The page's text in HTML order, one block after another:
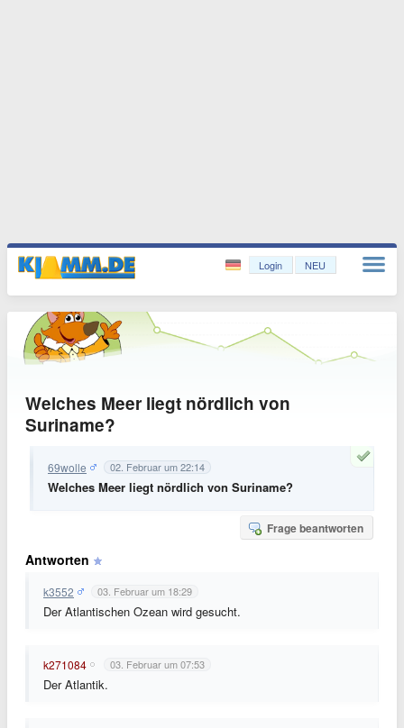
Login NEU
Welches Meer liegt nördlich von
Suriname?
69wolle 02. Februar um 22:14
Welches Meer liegt nördlich von Suriname?
Frage beantworten
Antworten
k3552 03. Februar um 18:29
Der Atlantischen Ozean wird gesucht.
k271084 03. Februar um 07:53
Der Atlantik.